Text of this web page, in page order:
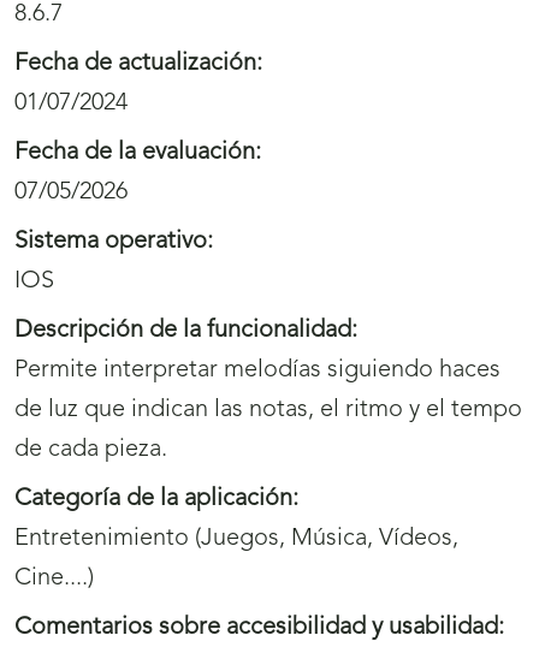
8.6.7
Fecha de actualización:
01/07/2024
Fecha de la evaluación:
07/05/2026
Sistema operativo:
IOS
Descripción de la funcionalidad:
Permite interpretar melodías siguiendo haces
de luz que indican las notas, el ritmo y el tempo
de cada pieza.
Categoría de la aplicación:
Entretenimiento (Juegos, Música, Vídeos,
Cine....)
Comentarios sobre accesibilidad y usabilidad: